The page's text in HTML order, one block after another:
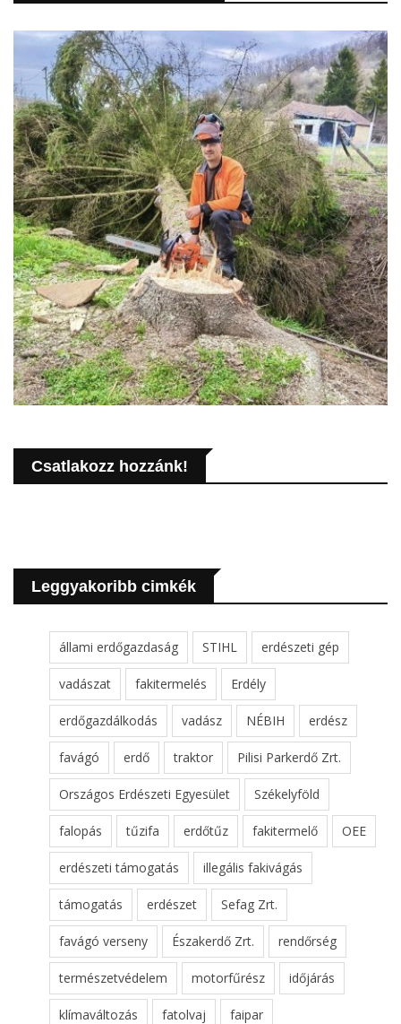
Csatlakozz hozzánk!
Leggyakoribb cimkék
állami erdőgazdaság STIHL erdészeti gép
vadászat fakitermelés Erdély
erdőgazdálkodás vadász NÉBIH erdész
favágó erdő traktor Pilisi Parkerdő Zrt.
Országos Erdészeti Egyesület Székelyföld
falopás tűzifa erdőtűz fakitermelő OEE
erdészeti támogatás illegális fakivágás
támogatás erdészet Sefag Zrt.
favágó verseny Északerdő Zrt. rendőrség
természetvédelem motorfűrész időjárás
klímaváltozás fatolvaj faipar